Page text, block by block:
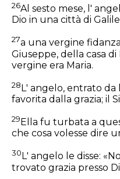
26Al sesto mese, l'
Dio in una città di
27a una vergine
Giuseppe, della casa
vergine era Maria.
28L' angelo, entrato da
favorita dalla grazia; il
29 Ella fu turbata a
che cosa volesse dire
30 L' angelo le disse:
trovato grazia presso